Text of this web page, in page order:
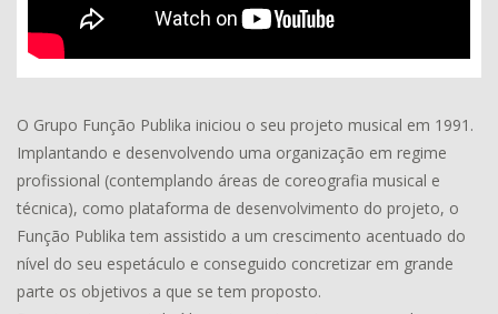
O Grupo Função Publika iniciou o seu projeto musical em 1991.
Implantando e desenvolvendo uma organização em regime
profissional (contemplando áreas de coreografia musical e
técnica), como plataforma de desenvolvimento do projeto, o
Função Publika tem assistido a um crescimento acentuado do
nível do seu espetáculo e conseguido concretizar em grande
parte os objetivos a que se tem proposto.